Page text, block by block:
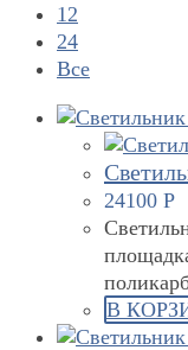
12
24
Все
24100 Р
В